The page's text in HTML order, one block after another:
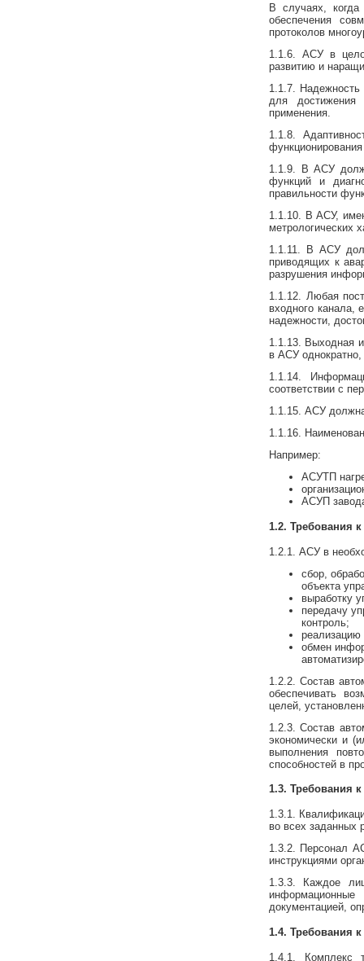
В случаях,
обеспечения
протоколов
1.1.6. АСУ в
развитию и
1.1.7.
для достижения
применения.
1.1.8.
1.1.9. В АСУ
функций и
правильности
1.1.10. В АСУ,
метрологических
1.1.11. В АСУ
приводящих к
разрушения
1.1.12. Любая
входного канала,
надежности,
1.1.13. Выходная
в АСУ
1.1.14.
соответствии с
1.1.15. АСУ
1.1.16.
Например:
АСУТП
АСУП
1.2. Требования
1.2.1. АСУ в
сбор,
объекта
выработку
передачу
контроль;
реализацию
обмен
1.2.2. Состав
обеспечивать
целей,
1.2.3. Состав
экономически и
выполнения
способностей в
1.3. Требования
1.3.1.
во всех заданных
1.3.2. Персонал
инструкциями
1.3.3. Каждое
документацией,
1.4. Требования
1.4.1. Комплекс